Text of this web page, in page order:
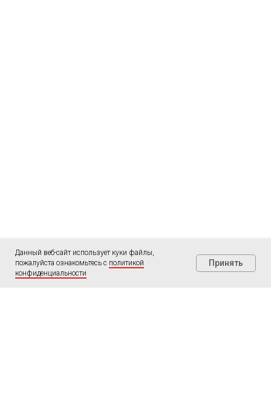
Данный веб-сайт использует куки файлы,
пожалуйста ознакомьтесь с политикой
конфиденциальности
Принять